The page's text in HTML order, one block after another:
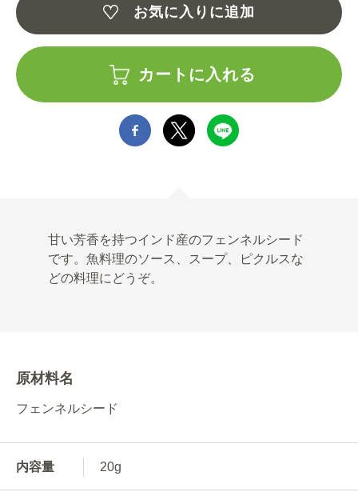
お気に入りに追加
カートに入れる
甘い芳香を持つインド産のフェンネルシード
です。魚料理のソース、スープ、ピクルスな
どの料理にどうぞ。
原材料名
フェンネルシード
内容量 20g